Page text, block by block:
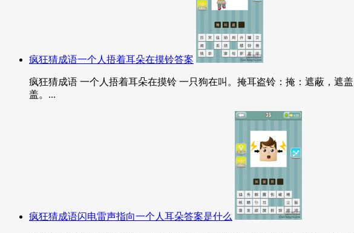
疯狂猜成语一个人捂着耳朵在摸铃答案
疯狂猜成语 一个人捂着耳朵在摸铃 一只狗在叫。掩耳盗铃：掩：遮蔽，遮
盖。...
疯狂猜成语闪电雷声指向一个人耳朵答案是什么